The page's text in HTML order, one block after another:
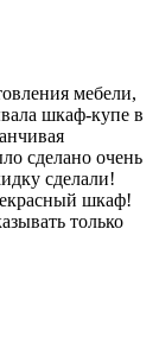
мебели,
шкаф-купе в
сделано очень
сделали!
шкаф!
только